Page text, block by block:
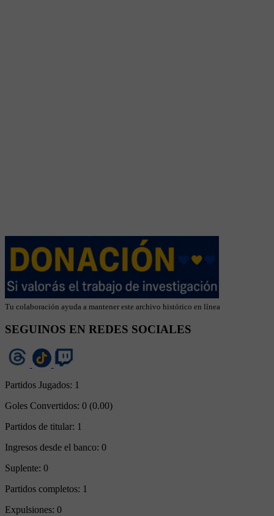
Tu colaboración ayuda a mantener este archivo histórico en línea
SEGUINOS EN REDES SOCIALES
Partidos Jugados: 1
Goles Convertidos: 0 (0.00)
Partidos de titular: 1
Ingresos desde el banco: 0
Suplente: 0
Partidos completos: 1
Expulsiones: 0